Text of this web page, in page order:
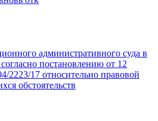
административного суда в
постановлению от 12
2223/17 относительно правовой
обстоятельств